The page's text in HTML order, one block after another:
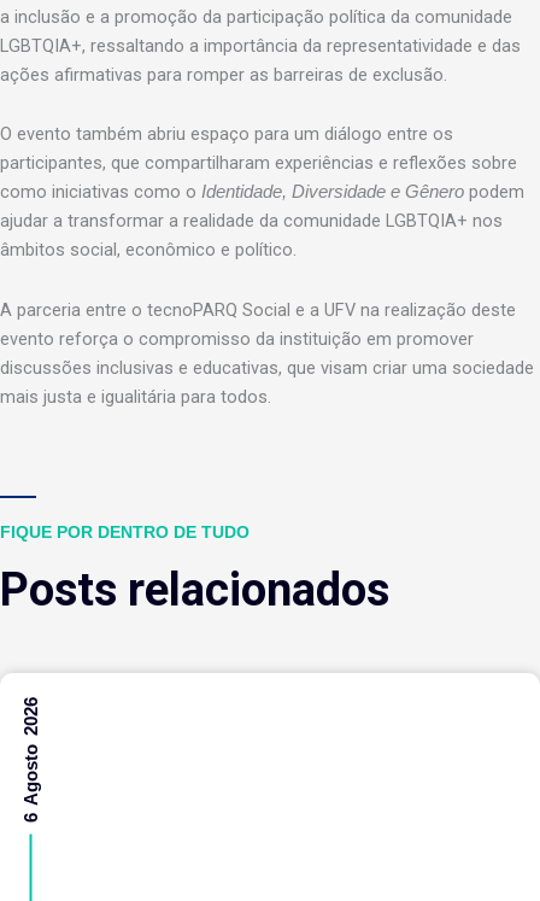
a inclusão e a promoção da participação política da comunidade
LGBTQIA+, ressaltando a importância da representatividade e das
ações afirmativas para romper as barreiras de exclusão.
O evento também abriu espaço para um diálogo entre os
participantes, que compartilharam experiências e reflexões sobre
como iniciativas como o Identidade, Diversidade e Gênero podem
ajudar a transformar a realidade da comunidade LGBTQIA+ nos
âmbitos social, econômico e político.
A parceria entre o tecnoPARQ Social e a UFV na realização deste
evento reforça o compromisso da instituição em promover
discussões inclusivas e educativas, que visam criar uma sociedade
mais justa e igualitária para todos.
FIQUE POR DENTRO DE TUDO
Posts relacionados
6 Agosto 2026